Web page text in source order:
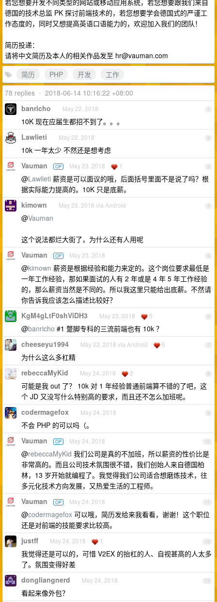
若您想要开发不同类型的网站或移动应用系统，若您想要跟我们来自
德国的技术总监 PK 探讨前端技术的，若您想要学会德国式的严谨工
作态度的，同时又想提高英语口语能力的，欢迎加入我们的团队！
简历投递：
请将中文简历及本人的相关作品发至 hr@vauman.com
简历
PHP 开发
工作
78 replies • 2018-06-14 10:16:22 +08:00
1
banricho May 22, 2018
10K 现在应届生都招不到了。。。
2
Lawlieti May 22, 2018
10k 一年太少 不然还是想考虑
3
Vauman OP May 23, 2018 1
@Lawlieti 薪资是可以面议的哦，后面括号里面不是说了吗？根
据实际能力提高的。10K 只是底薪。
4
kimown May 23, 2018 via Android
@Vauman
这个说法都烂大街了，为什么还有人用呢
5
Vauman OP May 23, 2018
@kimown 薪资是根据经验和能力来定的。这个岗位要求最低是
一年工作经验，那如果面试的人有 2 年或是 4 年 5 年工作经验
的，那么薪资当然是不同的。所以我这里只能给出底薪。不然请
你告诉我应该怎么描述比较好？
6
KgM4gLtF0shViDH3 May 23, 2018 5
@banricho #1 蹩脚专科的三流前端也有 10k ？
7
cheeseyu1994 May 23, 2018 via Android 6
为什么这么多杠精
8
rebeccaMyKid May 24, 2018 2
可能是我 out 了？ 10k 对 1 年经验普通前端算不错的了吧，这
个 JD 又没写什么特别高的要求，而且还不怎么加班呢。
9
codermagefox May 24, 2018
不会 PHP 的可以吗（。
10
Vauman OP May 24, 2018
@rebeccaMyKid 我们公司是真的不加班，所以薪资的性价比是
非常高的。而且公司技术氛围很不错，我们创始人来自德国柏
林，13 岁开始就编程了。我觉得我们公司适合想磨炼技术，往
多元化技术方向发展，又热爱生活的工程师。
11
Vauman OP May 24, 2018
@codermagefox 可以哦，简历发给来我看看，谢谢！这个职位
还是对前端的技能要求比较高。
12
justff May 24, 2018 1
我觉得还是可以的，可惜 V2EX 的抬杠的人、自视甚高的人太多
了。氛围变得好差
13
dongliangnerd May 24, 2018
看起来像外包？